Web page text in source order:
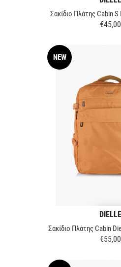
Σακίδιο Πλάτης Cabin
Τιμή
€45,00
NEW
DIELLE
Σακίδιο Πλάτης Cabin
Τιμή
€55,00